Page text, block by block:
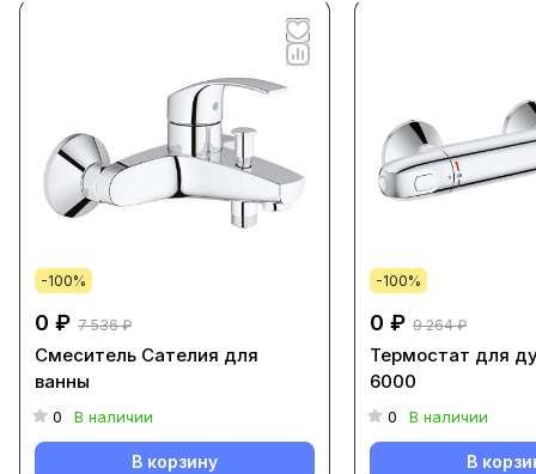
-100%
0 ₽ 7 536 ₽
Смеситель Cателия для
ванны
0 В наличии
В корзину
-100%
0 ₽ 9 264 ₽
Термостат для
6000
0 В наличии
В